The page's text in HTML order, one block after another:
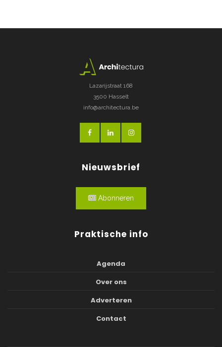
Lazarijstraat 168
3500 Hasselt
info@architectura.be
Nieuwsbrief
Abonneren
Praktische info
Agenda
Over ons
Adverteren
Contact